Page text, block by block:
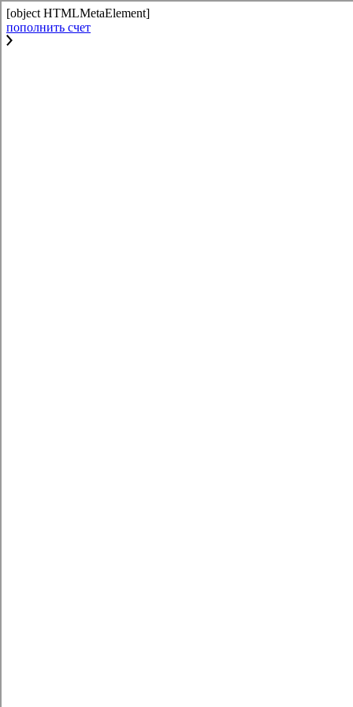
[object HTMLMetaElement]
пополнить счет